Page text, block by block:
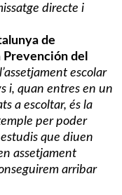
directe i
de
Prevención del
escolar
i, quan entres en un
a escoltar, és la
per poder
que diuen
assetjament
arribar